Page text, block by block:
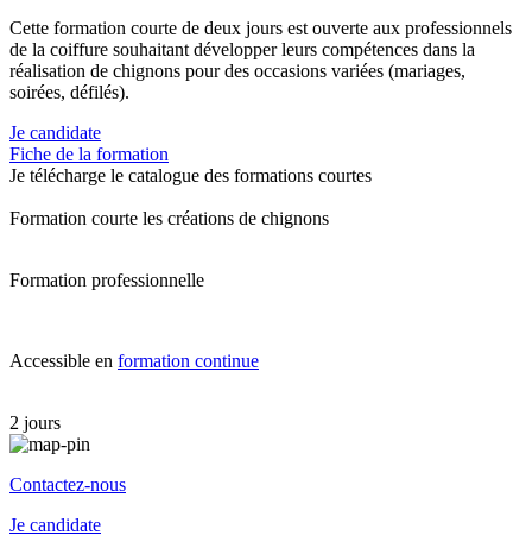
Cette formation courte de deux jours est ouverte aux professionnels
de la coiffure souhaitant développer leurs compétences dans la
réalisation de chignons pour des occasions variées (mariages,
soirées, défilés).
Je candidate
Fiche de la formation
Je télécharge le catalogue des formations courtes
Formation courte les créations de chignons
Formation professionnelle
Accessible en formation continue
2 jours
Contactez-nous
Je candidate